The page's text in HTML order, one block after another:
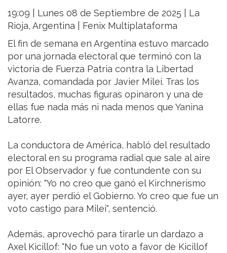
19:09 | Lunes 08 de Septiembre de 2025 | La
Rioja, Argentina | Fenix Multiplataforma
El fin de semana en Argentina estuvo marcado
por una jornada electoral que terminó con la
victoria de Fuerza Patria contra la Libertad
Avanza, comandada por Javier Milei. Tras los
resultados, muchas figuras opinaron y una de
ellas fue nada más ni nada menos que Yanina
Latorre.
La conductora de América, habló del resultado
electoral en su programa radial que sale al aire
por El Observador y fue contundente con su
opinión: "Yo no creo que ganó el Kirchnerismo
ayer, ayer perdió el Gobierno. Yo creo que fue un
voto castigo para Milei", sentenció.
Además, aprovechó para tirarle un dardazo a
Axel Kicillof: "No fue un voto a favor de Kicillof